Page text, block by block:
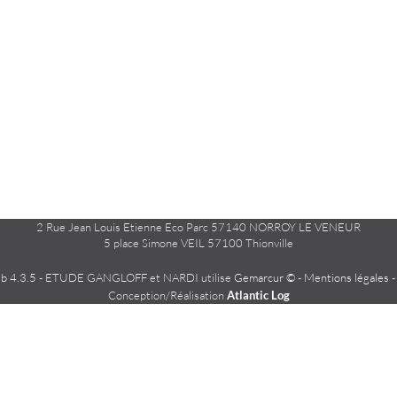
2 Rue Jean Louis Etienne Eco Parc 57140 NORROY LE VENEUR
5 place Simone VEIL 57100 Thionville
4.3.5 - ETUDE GANGLOFF et NARDI utilise Gemarcur ©- Mentions légales -
Conception/Réalisation Atlantic Log